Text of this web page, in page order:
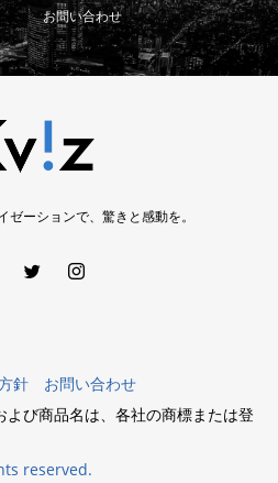
お問い合わせ
ゼーションで、驚きと感動を。
針
お問い合わせ
び商品名は、各社の商標または登
reserved.